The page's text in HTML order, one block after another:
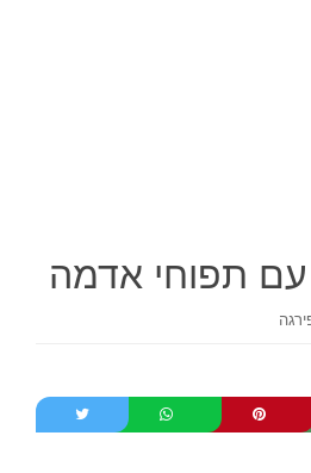
עם תפוחי אדמה